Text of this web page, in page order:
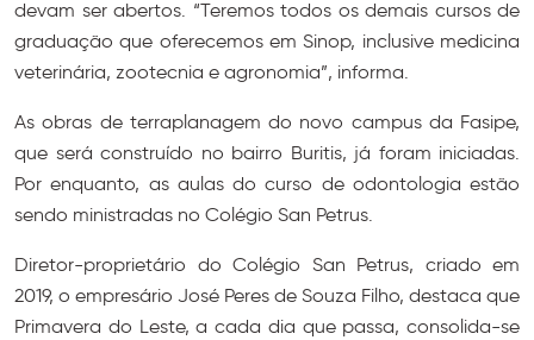
devam ser abertos. “Teremos todos os demais cursos de
graduação que oferecemos em Sinop, inclusive medicina
veterinária, zootecnia e agronomia”, informa.
As obras de terraplanagem do novo campus da Fasipe,
que será construído no bairro Buritis, já foram iniciadas.
Por enquanto, as aulas do curso de odontologia estão
sendo ministradas no Colégio San Petrus.
Diretor-proprietário do Colégio San Petrus, criado em
2019, o empresário José Peres de Souza Filho, destaca que
Primavera do Leste, a cada dia que passa, consolida-se